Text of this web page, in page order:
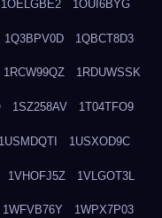
1OELGBE2 1OUI6BYG
1Q3BPV0D 1QBCT8D3
1RCW99QZ 1RDUWSSK
1SZ258AV 1T04TFO9
1USMDQTI 1USXOD9C
1VHOFJ5Z 1VLGOT3L
1WFVB76Y 1WPX7P03